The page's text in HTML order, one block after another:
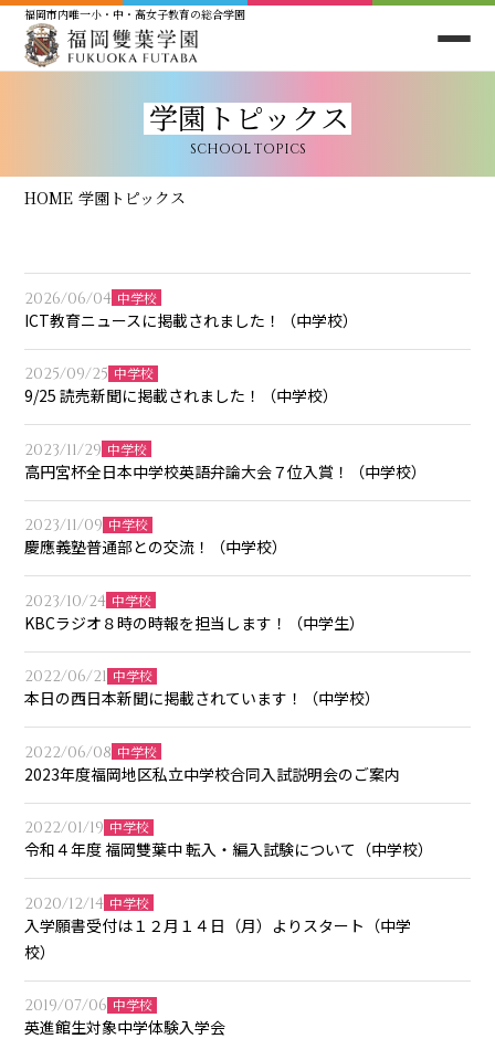
福岡市内唯一小・中・高女子教育の総合学園
学園トピックス
SCHOOL TOPICS
HOME 学園トピックス
2026/06/04 中学校
ICT教育ニュースに掲載されました！（中学校）
2025/09/25 中学校
9/25 読売新聞に掲載されました！（中学校）
2023/11/29 中学校
高円宮杯全日本中学校英語弁論大会７位入賞！（中学校）
2023/11/09 中学校
慶應義塾普通部との交流！（中学校）
2023/10/24 中学校
KBCラジオ８時の時報を担当します！（中学生）
2022/06/21 中学校
本日の西日本新聞に掲載されています！（中学校）
2022/06/08 中学校
2023年度福岡地区私立中学校合同入試説明会のご案内
2022/01/19 中学校
令和４年度 福岡雙葉中 転入・編入試験について（中学校）
2020/12/14 中学校
入学願書受付は１２月１４日（月）よりスタート（中学
校）
2019/07/06 中学校
英進館生対象中学体験入学会